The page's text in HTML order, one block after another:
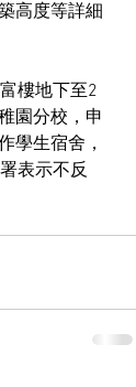
高度等詳細
樓地下至2
園分校，申
學生宿舍，
表示不反